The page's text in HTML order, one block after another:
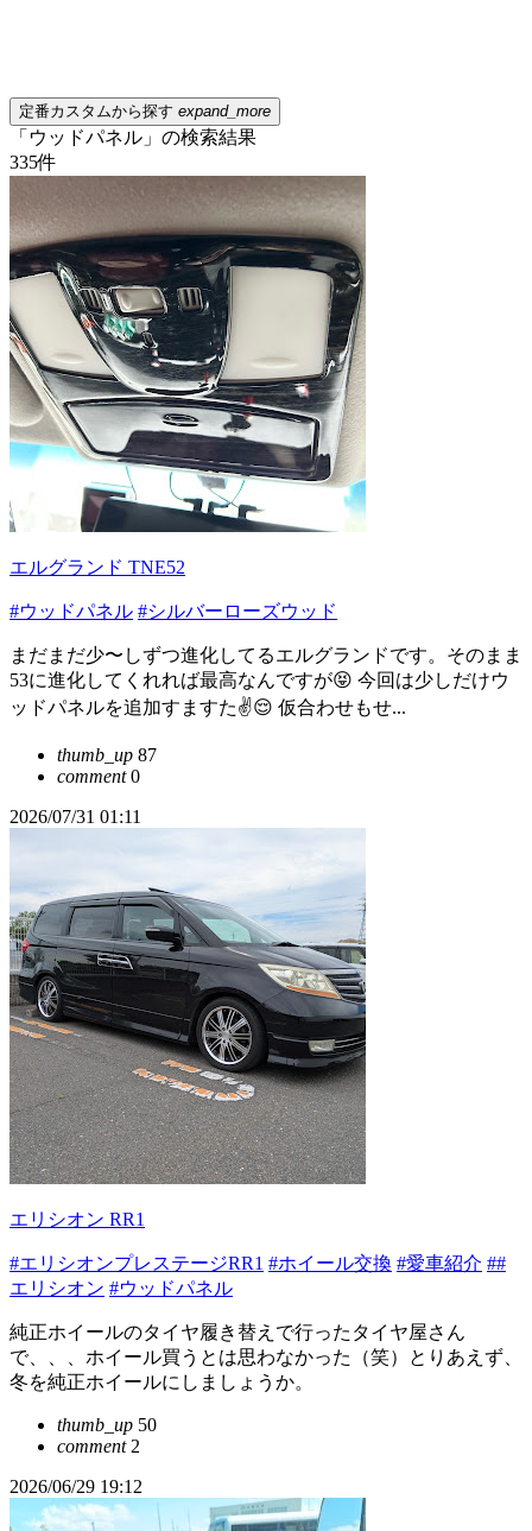
定番カスタムから探す expand_more
「ウッドパネル」の検索結果
335件
エルグランド TNE52
#ウッドパネル #シルバーローズウッド
まだまだ少〜しずつ進化してるエルグランドです。そのまま
53に進化してくれれば最高なんですが😝 今回は少しだけウ
ッドパネルを追加すますた✌️😌 仮合わせもせ...
thumb_up 87
comment0
2026/07/31 01:11
エリシオン RR1
#エリシオンプレステージRR1 #ホイール交換 #愛車紹介 ##
エリシオン #ウッドパネル
純正ホイールのタイヤ履き替えで行ったタイヤ屋さん
で、、、ホイール買うとは思わなかった（笑）とりあえず、
冬を純正ホイールにしましょうか。
thumb_up 50
comment2
2026/06/29 19:12